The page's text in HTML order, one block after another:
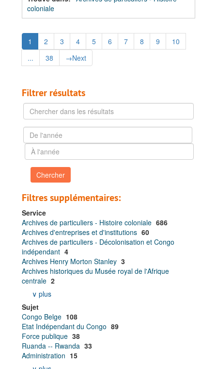
coloniale
1 2 3 4 5 6 7 8 9
10
...
38 →Next
Filtrer résultats
Chercher
dans
les
résultats
De
l'année
À
l'année
Filtres supplémentaires:
Service
Archives de particuliers - Histoire coloniale 686
Archives d'entreprises et d'institutions 60
Archives de particuliers - Décolonisation et Congo
indépendant 4
Archives Henry Morton Stanley 3
Archives historiques du Musée royal de l'Afrique
centrale 2
∨ plus
Sujet
Congo Belge 108
Etat Indépendant du Congo 89
Force publique 38
Ruanda -- Rwanda 33
Administration 15